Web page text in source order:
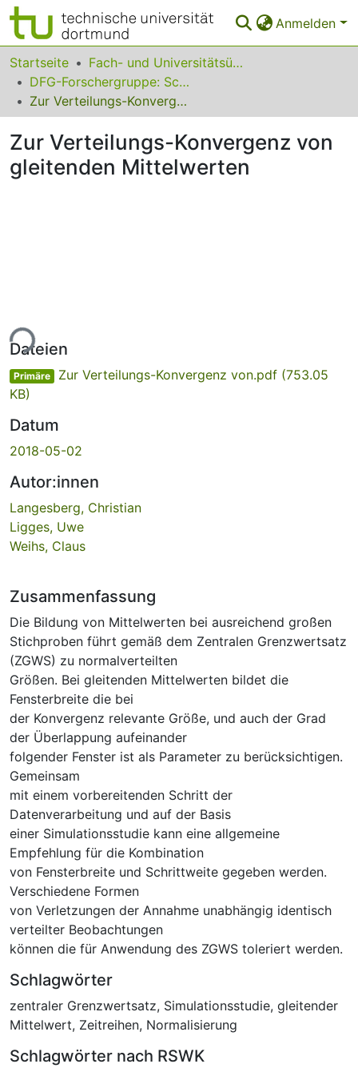
Anmelden
Bereiche & Sammlungen
Das gesamte Repositorium
FAQ
Startseite
Fach- und Universitätsübergreifendes
DFG-Forschergruppe: Schutz- und Leittechnik zur zuverlässigen und sicheren Energieübertragung
Zur Verteilungs-Konvergenz von gleitenden Mittelwerten
Zur Verteilungs-Konvergenz von
gleitenden Mittelwerten
Dateien
Primäre Zur Verteilungs-Konvergenz von.pdf (753.05
KB)
Datum
2018-05-02
Autor:innen
Langesberg, Christian
Ligges, Uwe
Weihs, Claus
Zusammenfassung
Die Bildung von Mittelwerten bei ausreichend großen
Stichproben führt gemäß dem Zentralen Grenzwertsatz
(ZGWS) zu normalverteilten
Größen. Bei gleitenden Mittelwerten bildet die
Fensterbreite die bei
der Konvergenz relevante Größe, und auch der Grad
der Überlappung aufeinander
folgender Fenster ist als Parameter zu berücksichtigen.
Gemeinsam
mit einem vorbereitenden Schritt der
Datenverarbeitung und auf der Basis
einer Simulationsstudie kann eine allgemeine
Empfehlung für die Kombination
von Fensterbreite und Schrittweite gegeben werden.
Verschiedene Formen
von Verletzungen der Annahme unabhängig identisch
verteilter Beobachtungen
können die für Anwendung des ZGWS toleriert werden.
Schlagwörter
zentraler Grenzwertsatz, Simulationsstudie, gleitender
Mittelwert, Zeitreihen, Normalisierung
Schlagwörter nach RSWK